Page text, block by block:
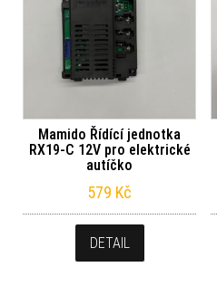
Mamido Řídící jednotka
RX19-C 12V pro elektrické
autíčko
579 Kč
DETAIL